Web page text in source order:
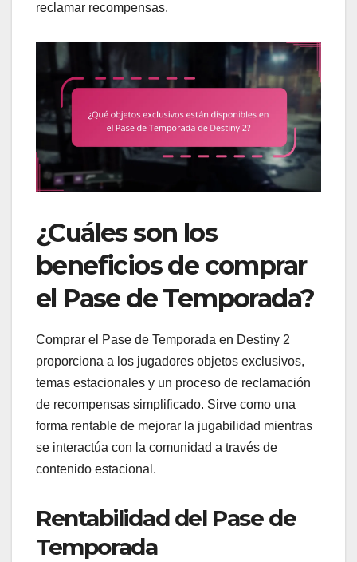
reclamar recompensas.
¿Cuáles son los
beneficios de comprar
el Pase de Temporada?
Comprar el Pase de Temporada en Destiny 2
proporciona a los jugadores objetos exclusivos,
temas estacionales y un proceso de reclamación
de recompensas simplificado. Sirve como una
forma rentable de mejorar la jugabilidad mientras
se interactúa con la comunidad a través de
contenido estacional.
Rentabilidad del Pase de
Temporada